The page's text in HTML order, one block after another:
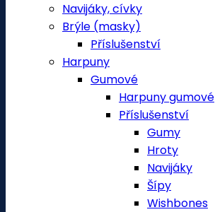
Navijáky, cívky
Brýle (masky)
Příslušenství
Harpuny
Gumové
Harpuny gumové
Příslušenství
Gumy
Hroty
Navijáky
Šípy
Wishbones